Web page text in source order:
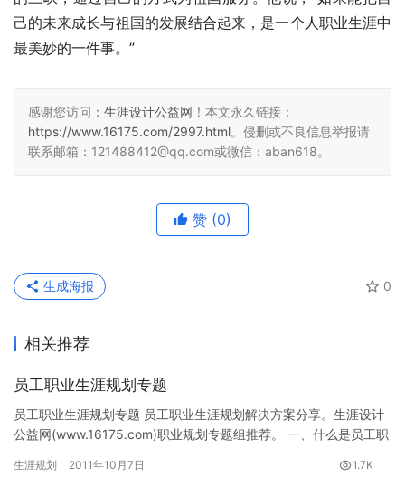
己的未来成长与祖国的发展结合起来，是一个人职业生涯中
最美妙的一件事。”
感谢您访问： 生涯设计公益网 ！本文永久链接：
https://www.16175.com/2997.html。侵删或不良信息举报请
联系邮箱：121488412@qq.com或微信：aban618。
赞 (0)
0
生成海报
相关推荐
员工职业生涯规划专题
员工职业生涯规划专题 员工职业生涯规划解决方案分享。生涯设计
公益网(www.16175.com)职业规划专题组推荐。 一、什么是员工职
生涯规划 2011年10月7日 1.7K